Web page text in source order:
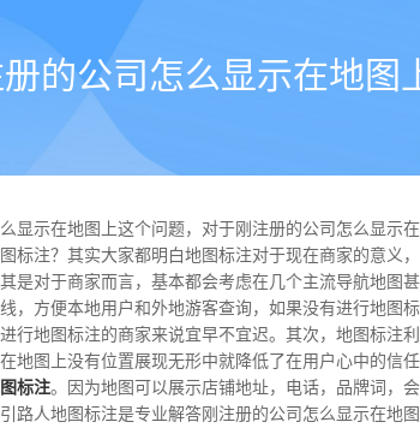
的公司怎么显示在地图
显示在地图上这个问题，对于刚注册的公司怎么显示
标注？其实大家都明白地图标注对于现在商家的意义
是对于商家而言，基本都会考虑在几个主流导航地图
，方便本地用户和外地游客查询，如果没有进行地图
行地图标注的商家来说宜早不宜迟。其次，地图标注
地图上没有位置展现无形中就降低了在用户心中的信
标注。因为地图可以展示店铺地址，电话，品牌词，
路人地图标注是专业解答刚注册的公司怎么显示在地